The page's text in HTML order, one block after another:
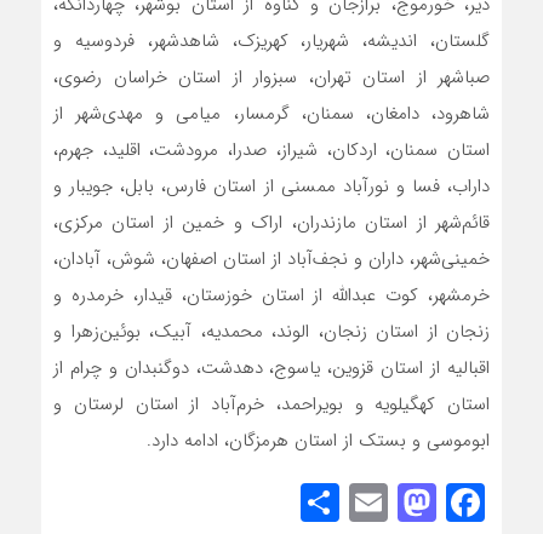
گلستان، اندیشه، شهریار، کهریزک، شاهدشهر، فردوسیه و
صباشهر از استان تهران، سبزوار از استان خراسان رضوی،
شاهرود، دامغان، سمنان، گرمسار، میامی و مهدی‌شهر از
استان سمنان، اردکان، شیراز، صدرا، مرودشت، اقلید، جهرم،
داراب، فسا و نورآباد ممسنی از استان فارس، بابل، جویبار و
قائم‌شهر از استان مازندران، اراک و خمین از استان مرکزی،
خمینی‌شهر، داران و نجف‌آباد از استان اصفهان، شوش، آبادان،
خرمشهر، کوت عبدالله از استان خوزستان، قیدار، خرمدره و
زنجان از استان زنجان، الوند، محمدیه، آبیک، بوئین‌زهرا و
اقبالیه از استان قزوین، یاسوج، دهدشت، دوگنبدان و چرام از
استان کهگیلویه و بویراحمد، خرم‌آباد از استان لرستان و
ابوموسی و بستک از استان هرمزگان، ادامه دارد.
Facebook
Mastodon
Email